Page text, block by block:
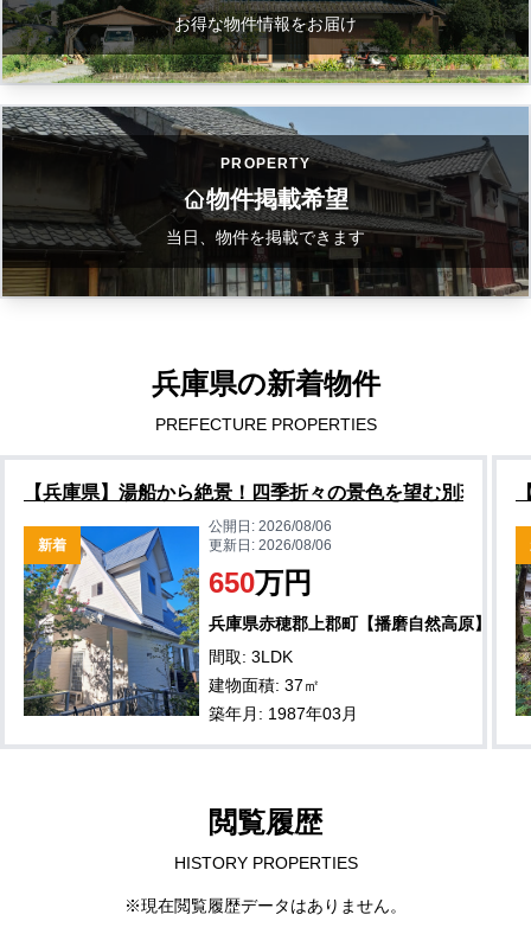
お得な物件情報をお届け
PROPERTY
物件掲載希望
当日、物件を掲載できます
兵庫県の新着物件
PREFECTURE PROPERTIES
【兵庫県】湯船から絶景！四季折々の景色を望む別荘物件
新着
公開日:2026/08/06
更新日:2026/08/06
650万円
兵庫県赤穂郡上郡町【播磨自然高原】
間取: 3LDK
建物面積: 37㎡
築年月: 1987年03月
閲覧履歴
HISTORY PROPERTIES
※現在閲覧履歴データはありません。